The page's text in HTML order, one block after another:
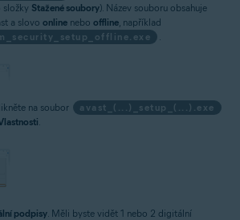
složky Stažené soubory). Název souboru obsahuje
a slovo online nebo offline, například
.
na soubor
avast_(...)_setup_(...).exe
podpisy . Měli byste vidět 1 nebo 2 digitální